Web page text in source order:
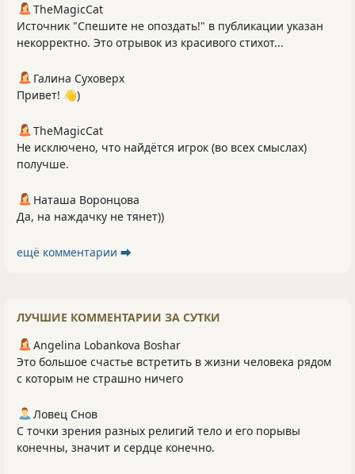
TheMagicCat
Источник "Спешите не опоздать!" в публикации указан
некорректно. Это отрывок из красивого стихот...
Галина Суховерх
Привет! 👋)
TheMagicCat
Не исключено, что найдётся игрок (во всех смыслах)
получше.
Наташа Воронцова
Да, на наждачку не тянет))
ещё комментарии ⮕
ЛУЧШИЕ КОММЕНТАРИИ ЗА СУТКИ
Angelina Lobankova Boshar
Это большое счастье встретить в жизни человека рядом
с которым не страшно ничего
Ловец Снов
С точки зрения разных религий тело и его порывы
конечны, значит и сердце конечно.